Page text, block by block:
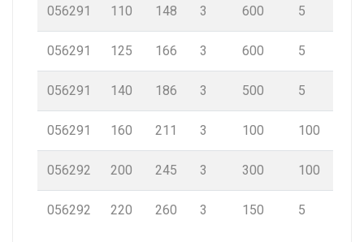
056291 110 148 3 600 5
056291 125 166 3 600 5
056291 140 186 3 500 5
056291 160 211 3 100 100
056292 200 245 3 300 100
056292 220 260 3 150 5